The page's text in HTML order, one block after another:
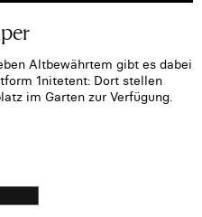
Altbewährtem gibt es dabei
1nitetent: Dort stellen
im Garten zur Verfügung.